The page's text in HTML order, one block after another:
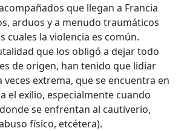
que llegan a Francia
arduos y a menudo traumáticos
cuales la violencia es común.
que los obligó a dejar todo
de origen, han tenido que lidiar
veces extrema, que se encuentra en
el exilio, especialmente cuando
se enfrentan al cautiverio,
físico, etcétera).